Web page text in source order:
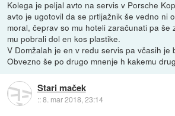
Kolega je peljal avto na servis v Porsche
avto je ugotovil da se prtljažnik še vedno ni
moral, čeprav so mu hoteli zaračunati pa še
mu pobrali dol en kos plastike.
V Domžalah je en v redu servis pa včasih je
Obvezno še po drugo mnenje h kakemu
Stari maček
::8. mar 2018, 23:14